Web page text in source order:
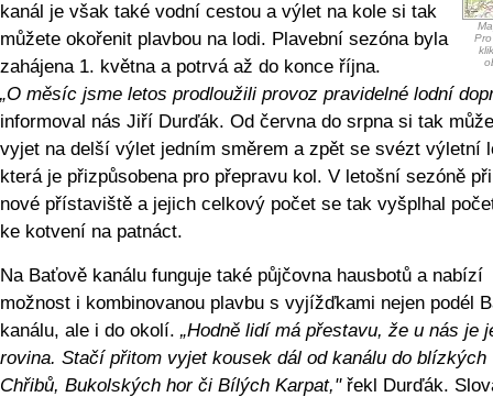
kanál je však také vodní cestou a výlet na kole si tak
můžete okořenit plavbou na lodi. Plavební sezóna byla
zahájena 1. května a potrvá až do konce října.
„O měsíc jsme letos prodloužili provoz pravidelné lodní
informoval nás Jiří Durďák. Od června do srpna si tak
vyjet na delší výlet jedním směrem a zpět se svézt výletní
která je přizpůsobena pro přepravu kol. V letošní sezóně
nové přístaviště a jejich celkový počet se tak vyšplhal
ke kotvení na patnáct.
Na Baťově kanálu funguje také půjčovna hausbotů a nabízí
možnost i kombinovanou plavbu s vyjížďkami nejen podél
kanálu, ale i do okolí. „Hodně lidí má přestavu, že u nás je
rovina. Stačí přitom vyjet kousek dál od kanálu do blízkých
Chřibů, Bukolských hor či Bílých Karpat,"řekl Durďák.